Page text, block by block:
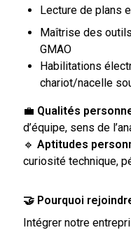
Lecture de plans
Maîtrise des
GMAO
Habilitations
chariot/nacelle
💼 Qualités
d’équipe, sens de
🔹 Aptitudes
curiosité technique,
🤝 Pourquoi
Intégrer notre